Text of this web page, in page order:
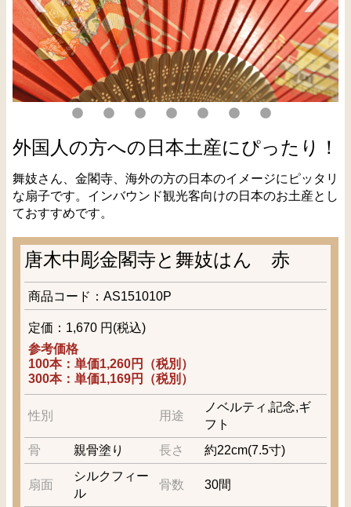
外国人の方への日本土産にぴったり！
舞妓さん、金閣寺、海外の方の日本のイメージにピッタリ
な扇子です。インバウンド観光客向けの日本のお土産とし
ておすすめです。
唐木中彫金閣寺と舞妓はん 赤
商品コード：AS151010P
定価：1,670 円(税込)
参考価格
100本：単価1,260円（税別）
300本：単価1,169円（税別）
性別 用途
ノベルティ,記念,ギ
フト
骨
親骨塗り 長さ 約22cm(7.5寸)
扇面
シルクフィー
ル
骨数 30間